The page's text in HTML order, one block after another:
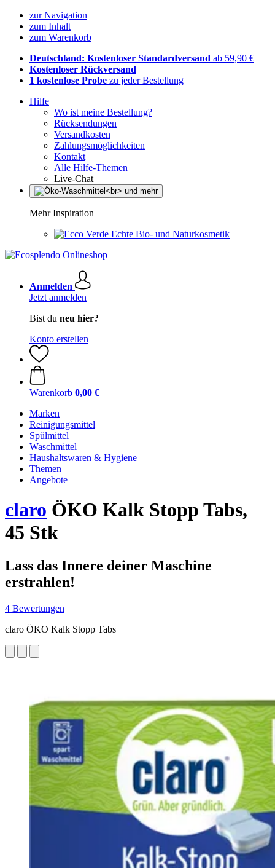
zur Navigation
zum Inhalt
zum Warenkorb
Deutschland: Kostenloser Standardversand ab 59,90 €
Kostenloser Rückversand
1 kostenlose Probe zu jeder Bestellung
Hilfe
Wo ist meine Bestellung?
Rücksendungen
Versandkosten
Zahlungsmöglichkeiten
Kontakt
Alle Hilfe-Themen
Live-Chat
Mehr Inspiration
Echte Bio- und Naturkosmetik
Anmelden
Jetzt anmelden
Bist du neu hier?
Konto erstellen
Warenkorb 0,00 €
Marken
Reinigungsmittel
Spülmittel
Waschmittel
Haushaltswaren & Hygiene
Themen
Angebote
claro ÖKO Kalk Stopp Tabs,
45 Stk
Lass das Innere deiner Maschine
erstrahlen!
4 Bewertungen
claro ÖKO Kalk Stopp Tabs